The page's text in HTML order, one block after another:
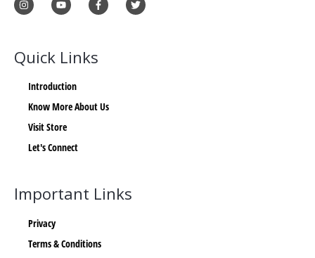
Quick Links
Introduction
Know More About Us
Visit Store
Let's Connect
Important Links
Privacy
Terms & Conditions